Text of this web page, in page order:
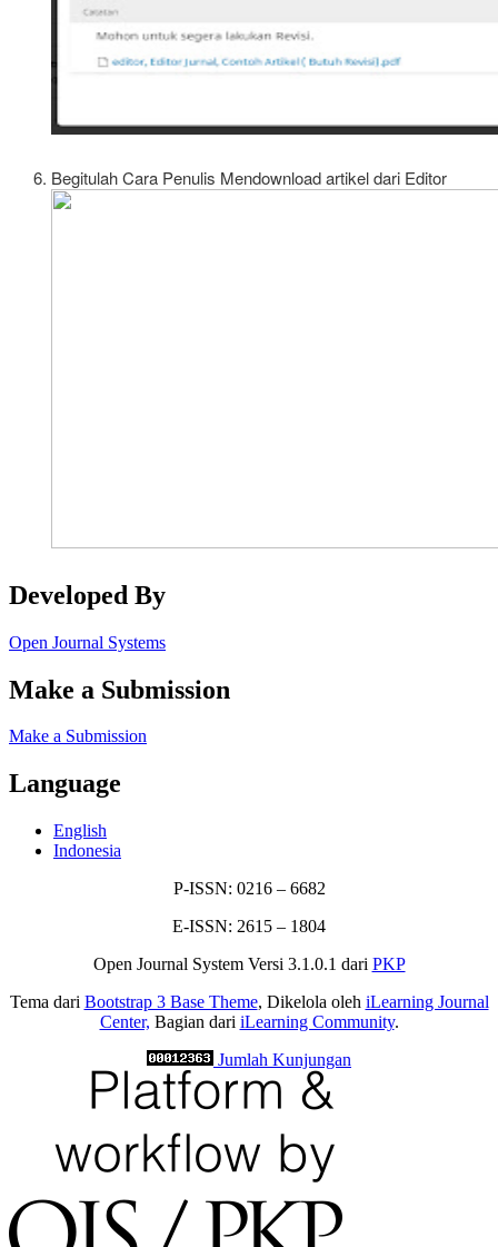
Begitulah Cara Penulis Mendownload artikel dari Editor
Developed By
Open Journal Systems
Make a Submission
Make a Submission
Language
English
Indonesia
P-ISSN: 0216 – 6682
E-ISSN: 2615 – 1804
Open Journal System Versi 3.1.0.1 dari PKP
Tema dari Bootstrap 3 Base Theme, Dikelola oleh iLearning Journal
Center, Bagian dari iLearning Community.
Jumlah Kunjungan